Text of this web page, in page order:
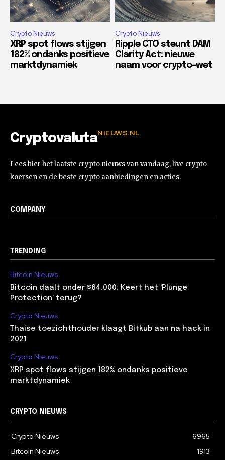
Crypto Nieuws
XRP spot flows stijgen
182% ondanks positieve
marktdynamiek
Crypto Nieuws
Ripple CTO steunt DAM
Clarity Act: nieuwe
naam voor crypto-wet
CryptovalutaNIEUWS.NL
Lees hier het laatste crypto nieuws van vandaag, live crypto
koersen en de beste crypto aanbiedingen en acties.
COMPANY
TRENDING
Bitcoin Nieuws
Bitcoin daalt onder $64.000: Keert het ‘Plunge
Protection’ terug?
Crypto Nieuws
Thaise toezichthouder klaagt Bitkub aan na hack in
2021
Crypto Nieuws
XRP spot flows stijgen 182% ondanks positieve
marktdynamiek
CRYPTO NIEUWS
Crypto Nieuws
6965
Bitcoin Nieuws
1913